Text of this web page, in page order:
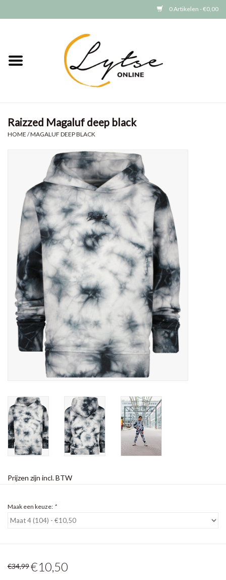
0 Artikelen - €0,00
Meisjes
GRATIS VERZENDEN (vanaf EUR
Raizzed Magaluf deep black
HOME /MAGALUF DEEP BLACK
Prijzen zijn incl. BTW
Maak een keuze: *
€34,99€10,50